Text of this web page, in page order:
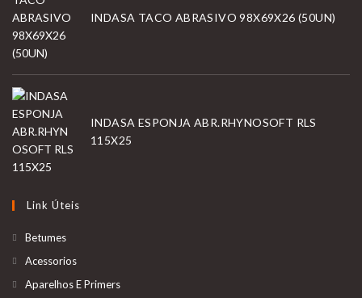
INDASA TACO ABRASIVO 98X69X26 (50UN)
INDASA ESPONJA ABR.RHYNOSOFT RLS
115X25
Link Úteis
Betumes
Acessorios
Aparelhos E Primers